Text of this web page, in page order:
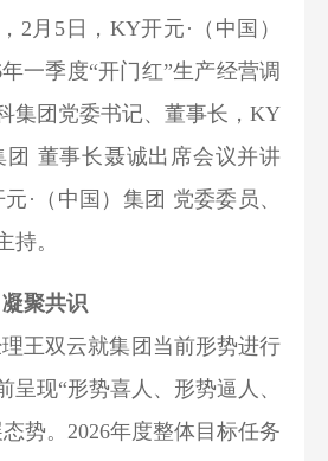
2月5日，KY开元·（中国）
一季度“开门红”生产经营调
集团党委书记、董事长，KY
团 董事长聂诚出席会议并讲
·（中国）集团 党委委员、
持。
聚共识
王双云就集团当前形势进行
呈现“形势喜人、形势逼人、
势。2026年度整体目标任务